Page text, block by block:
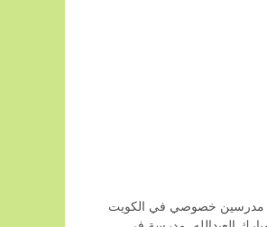
مدرسين خصوصي في الكويت